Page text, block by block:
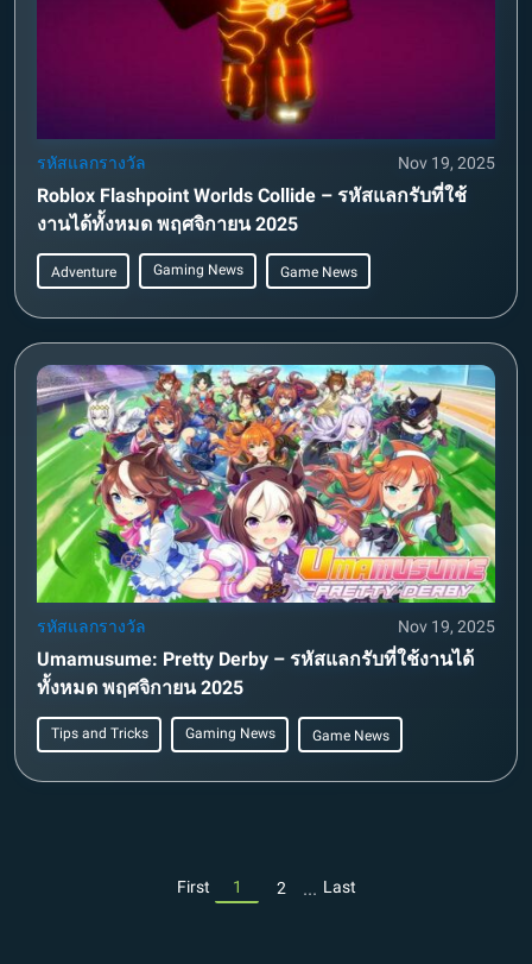
รหัสแลกรางวัล Nov 19, 2025
Roblox Flashpoint Worlds Collide – รหัสแลกรับที่ใช้
งานได้ทั้งหมด พฤศจิกายน 2025
Adventure Gaming News Game News
รหัสแลกรางวัล Nov 19, 2025
Umamusume: Pretty Derby – รหัสแลกรับที่ใช้งานได้
ทั้งหมด พฤศจิกายน 2025
Tips and Tricks Gaming News Game News
First 1 2 ... Last